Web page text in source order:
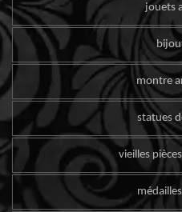
jouets
montre
statues
vieilles